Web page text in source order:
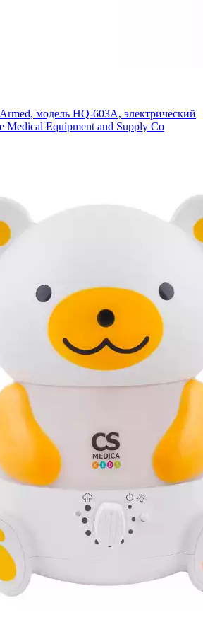
модель HQ-603A, электрический
Medical Equipment and Supply Co